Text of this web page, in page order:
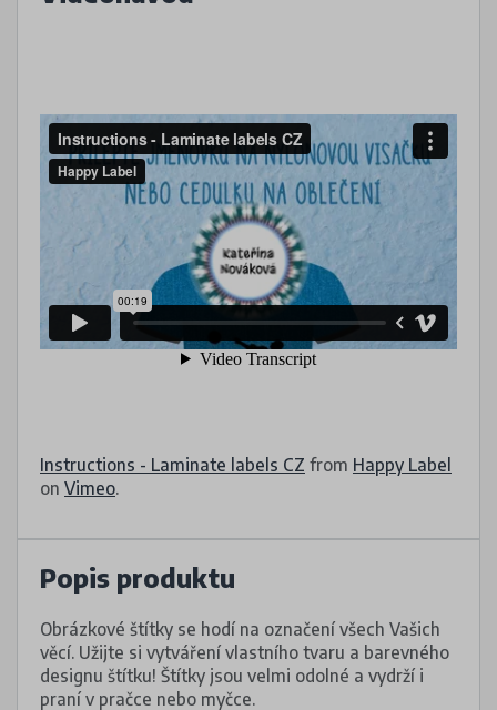
Instructions - Laminate labels CZ from Happy Label
on Vimeo
Popis produktu
Obrázkové štítky se hodí na označení všech Vašich
věcí. Užijte si vytváření vlastního tvaru a barevného
designu štítku! Štítky jsou velmi odolné a vydrží i
praní v pračce nebo myčce.